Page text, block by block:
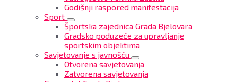
Godišnji raspored manifestacija
Sport
Športska zajednica Grada Bjelovara
Gradsko poduzeće za upravljanje
sportskim objektima
Savjetovanje s javnošću
Otvorena savjetovanja
Zatvorena savjetovanja